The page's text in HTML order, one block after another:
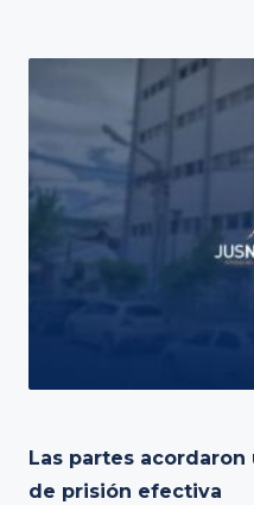
Las partes
de prisión efectiva